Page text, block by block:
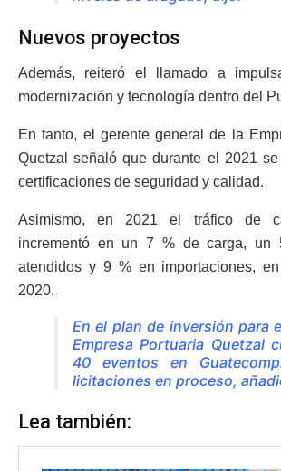
Nuevos proyectos
Además, reiteró el llamado a
modernización y tecnología dentro del
En tanto, el gerente general de la
Quetzal señaló que durante el 2021
certificaciones de seguridad y calidad.
Asimismo, en 2021 el tráfico de
incrementó en un 7 % de carga, un
atendidos y 9 % en importaciones,
2020.
En el plan de inversión para
Empresa Portuaria Quetzal
40 eventos en
licitaciones en proceso,
Lea también: